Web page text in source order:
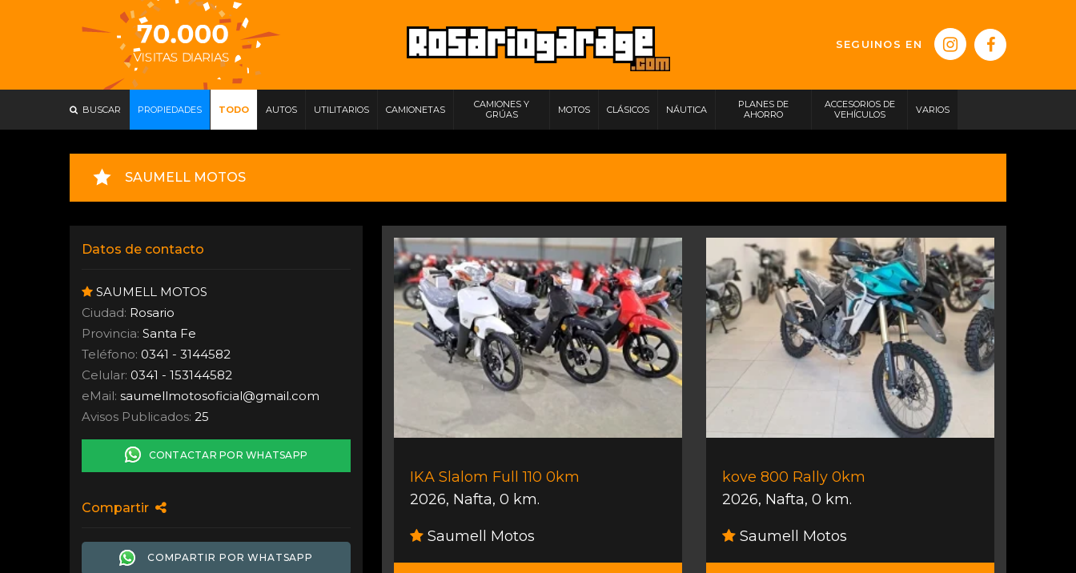
SEGUINOS EN
BUSCAR PROPIEDADES TODO AUTOS UTILITARIOS CAMIONETAS
CAMIONES Y
GRÚAS
MOTOS CLÁSICOS NÁUTICA
PLANES DE
AHORRO
ACCESORIOS DE
VEHÍCULOS
VARIOS
SAUMELL MOTOS
Datos de contacto
SAUMELL MOTOS
Ciudad: Rosario
Provincia: Santa Fe
Teléfono: 0341 - 3144582
Celular: 0341 - 153144582
eMail: saumellmotosoficial@gmail.com
Avisos Publicados: 25
CONTACTAR POR WHATSAPP
Compartir
COMPARTIR POR WHATSAPP
IKA Slalom Full 110 0km
2026, Nafta, 0 km.
Saumell Motos
kove 800 Rally 0km
2026, Nafta, 0 km.
Saumell Motos